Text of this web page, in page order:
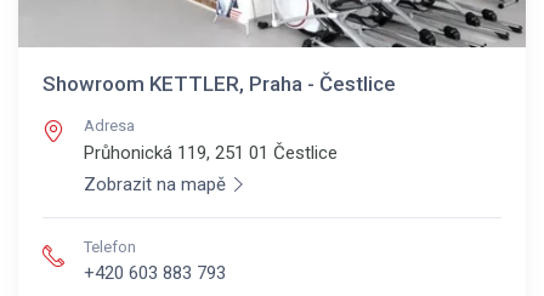
Showroom KETTLER, Praha - Čestlice
Adresa
Průhonická 119, 251 01 Čestlice
Zobrazit na mapě
Telefon
+420 603 883 793